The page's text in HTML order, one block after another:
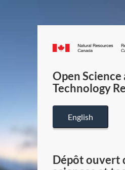
Open Science
Technology
English
Dépôt ouvert